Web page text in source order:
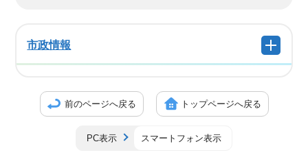
市政情報
前のページへ戻る トップページへ戻る
PC表示 スマートフォン表示